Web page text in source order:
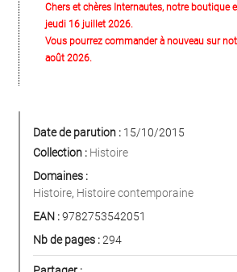
Chers et chères Internautes, notre boutique
jeudi 16 juillet 2026.
Vous pourrez commander à nouveau sur
août 2026.
Date de parution : 15/10/2015
Collection : Histoire
Domaines :
Histoire, Histoire contemporaine
EAN :9782753542051
Nb de pages :294